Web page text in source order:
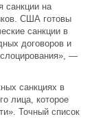
санкции на
США готовы
санкции в
договоров и
—
санкциях в
лица, которое
Точный список